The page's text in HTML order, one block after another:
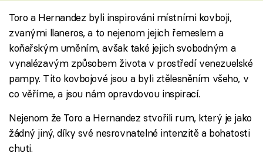
Toro a Hernandez byli inspirováni místními kovboji,
zvanými llaneros, a to nejenom jejich řemeslem a
koňařským uměním, avšak také jejich svobodným a
vynalézavým způsobem života v prostředí venezuelské
pampy. Tito kovbojové jsou a byli ztělesněním všeho, v
co věříme, a jsou nám opravdovou inspirací.
Nejenom že Toro a Hernandez stvořili rum, který je jako
žádný jiný, díky své nesrovnatelné intenzitě a bohatosti
chuti.